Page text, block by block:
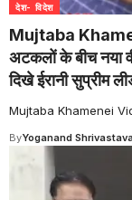
देश- विदेश
Mujtaba
अटकलों के बीच नया
दिखे ईरानी सुप्रीम
Mujtaba Khamenei
ByYoganand